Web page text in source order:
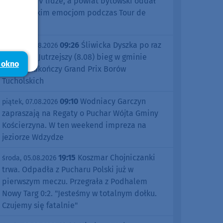
się kolarskim emocjom podczas Tour de
piątek, 07.08.2026 09:26 Śliwicka Dyszka po raz
dziesiąty. Jutrzejszy (8.08) bieg w gminie
Śliwice zakończy Grand Prix Borów
Tucholskich
piątek, 07.08.2026 09:10 Wodniacy Garczyn
zapraszają na Regaty o Puchar Wójta Gminy
Kościerzyna. W ten weekend impreza na
jeziorze Wdzydze
środa, 05.08.2026 19:15 Koszmar Chojniczanki
trwa. Odpadła z Pucharu Polski już w
pierwszym meczu. Przegrała z Podhalem
Nowy Targ 0:2. "Jesteśmy w totalnym dołku.
Czujemy się fatalnie"